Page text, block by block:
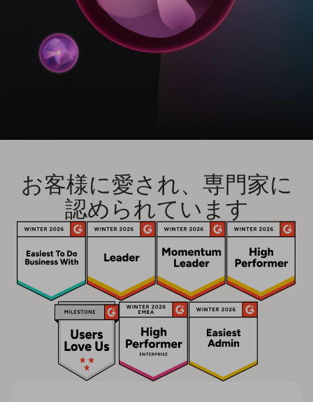
お客様に愛され、専門家に
認められています